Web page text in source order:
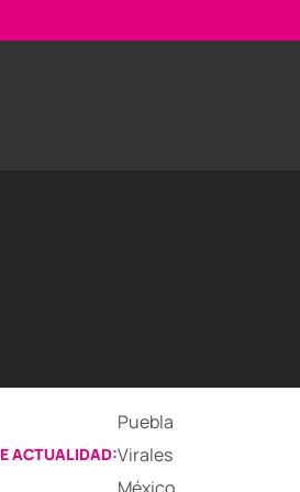
ACTUALIDAD:
Puebla
Virales
México